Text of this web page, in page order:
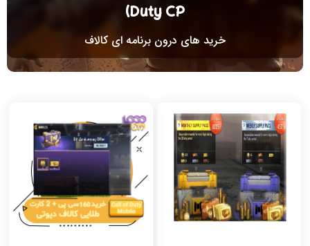
Duty CP)
خرید های درون برنامه ای کالاف